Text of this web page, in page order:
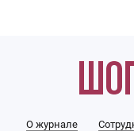
О журнале